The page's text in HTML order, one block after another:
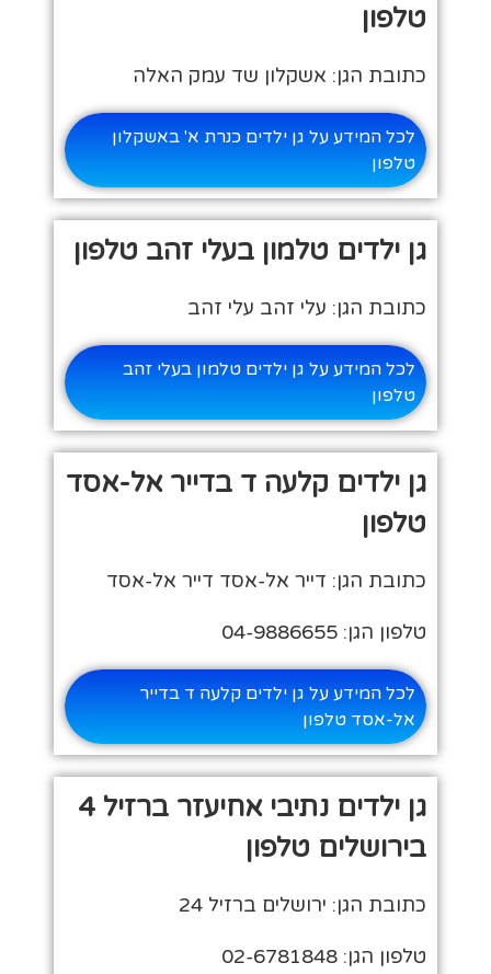
טלפון
כתובת הגן: אשקלון שד עמק האלה
לכל המידע על גן ילדים כנרת א' באשקלון
טלפון
גן ילדים טלמון בעלי זהב טלפון
כתובת הגן: עלי זהב עלי זהב
לכל המידע על גן ילדים טלמון בעלי זהב
טלפון
גן ילדים קלעה ד בדייר אל-אסד
טלפון
כתובת הגן: דייר אל-אסד דייר אל-אסד
טלפון הגן: 04-9886655
לכל המידע על גן ילדים קלעה ד בדייר
אל-אסד טלפון
גן ילדים נתיבי אחיעזר ברזיל 4
בירושלים טלפון
כתובת הגן: ירושלים ברזיל 24
טלפון הגן: 02-6781848